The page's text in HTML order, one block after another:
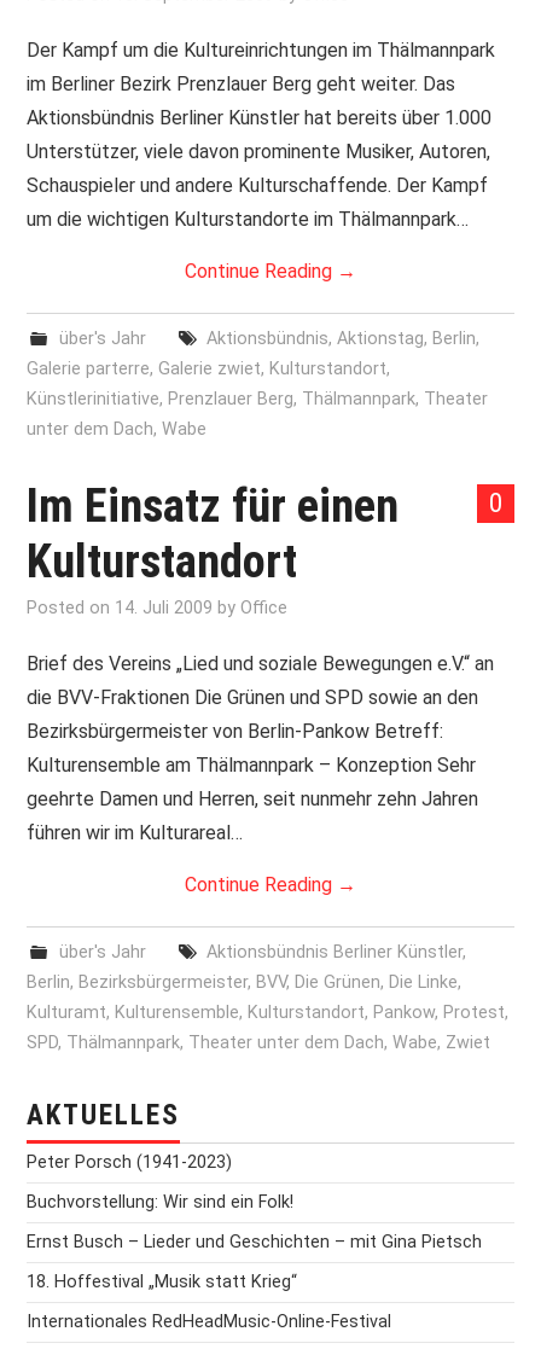
PRINT & CDS
IMPRESSUM
Der Kampf um die Kultureinrichtungen im Thälmannpark
im Berliner Bezirk Prenzlauer Berg geht weiter. Das
Aktionsbündnis Berliner Künstler hat bereits über 1.000
Unterstützer, viele davon prominente Musiker, Autoren,
Schauspieler und andere Kulturschaffende. Der Kampf
um die wichtigen Kulturstandorte im Thälmannpark…
Continue Reading →
über's Jahr Aktionsbündnis, Aktionstag, Berlin,
Galerie parterre,Galerie zwiet, Kulturstandort,
Künstlerinitiative, Prenzlauer Berg, Thälmannpark, Theater
unter dem Dach,Wabe
0
Im Einsatz für einen
Kulturstandort
Posted on 14. Juli 2009 byOffice
Brief des Vereins „Lied und soziale Bewegungen e.V.“ an
die BVV-Fraktionen Die Grünen und SPD sowie an den
Bezirksbürgermeister von Berlin-Pankow Betreff:
Kulturensemble am Thälmannpark – Konzeption Sehr
geehrte Damen und Herren, seit nunmehr zehn Jahren
führen wir im Kulturareal…
Continue Reading →
über's Jahr Aktionsbündnis Berliner Künstler,
Berlin, Bezirksbürgermeister, BVV, Die Grünen, Die Linke,
Kulturamt, Kulturensemble, Kulturstandort, Pankow, Protest,
SPD, Thälmannpark, Theater unter dem Dach,Wabe, Zwiet
AKTUELLES
Peter Porsch (1941-2023)
Buchvorstellung: Wir sind ein Folk!
Ernst Busch – Lieder und Geschichten – mit Gina Pietsch
18. Hoffestival „Musik statt Krieg“
Internationales RedHeadMusic-Online-Festival